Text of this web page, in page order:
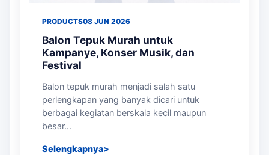
PRODUCTS08 JUN 2026
Balon Tepuk Murah untuk
Kampanye, Konser Musik, dan
Festival
Balon tepuk murah menjadi salah satu
perlengkapan yang banyak dicari untuk
berbagai kegiatan berskala kecil maupun
besar...
Selengkapnya